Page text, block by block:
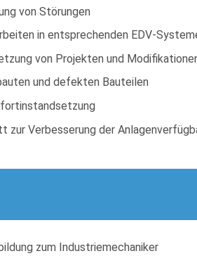
von Störungen
in entsprechenden EDV-
von Projekten und
und defekten Bauteilen
zur Verbesserung der
zum Industriemechaniker